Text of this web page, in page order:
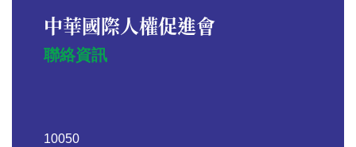
中華國際人權促進會
聯絡資訊
10050